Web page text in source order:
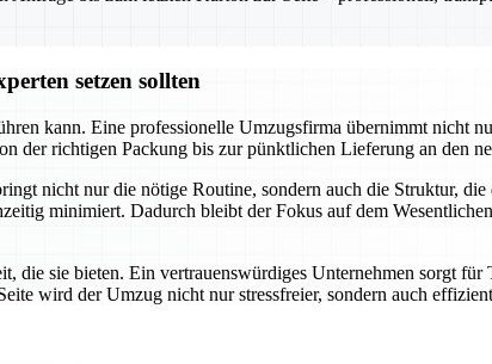
setzen sollten
kann. Eine professionelle Umzugsfirma übernimmt nicht
der richtigen Packung bis zur pünktlichen Lieferung an den
nicht nur die nötige Routine, sondern auch die Struktur,
minimiert. Dadurch bleibt der Fokus auf dem
sie bieten. Ein vertrauenswürdiges Unternehmen sorgt für
wird der Umzug nicht nur stressfreier, sondern auch